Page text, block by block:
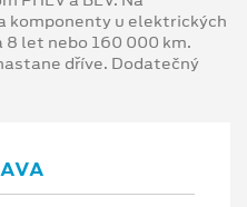
komponenty u elektrických
8 let nebo 160 000 km.
dříve. Dodatečný